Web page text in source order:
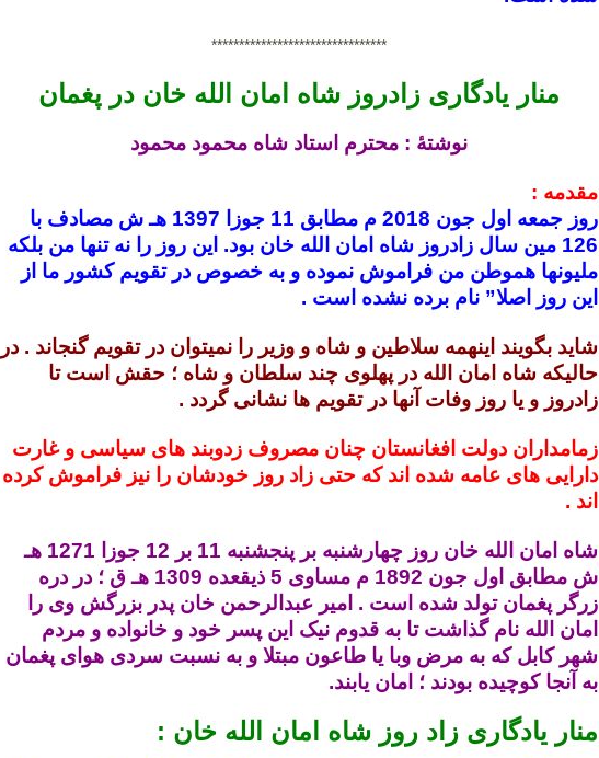
********************************
منار یادگاری زادروز شاه امان الله خان در پغمان
نوشتۀ : محترم استاد شاه محمود محمود
مقدمه :
روز جمعه اول جون 2018 م مطابق 11 جوزا 1397 هـ ش مصادف با
126 مین سال زادروز شاه امان الله خان بود. این روز را نه تنها من بلکه
ملیونها هموطن من فراموش نموده و به خصوص در تقویم کشور ما از
این روز اصلا” نام برده نشده است .
شاید بگویند اینهمه سلاطین و شاه و وزیر را نمیتوان در تقویم گنجاند . در
حالیکه شاه امان الله در پهلوی چند سلطان و شاه ؛ حقش است تا
زادروز و یا روز وفات آنها در تقویم ها نشانی گردد .
زمامداران دولت افغانستان چنان مصروف زدوبند های سیاسی و غارت
دارایی های عامه شده اند که حتی زاد روز خودشان را نیز فراموش کرده
اند .
شاه امان الله خان روز چهارشنبه بر پنجشنبه 11 بر 12 جوزا 1271 هـ
ش مطابق اول جون 1892 م مساوی 5 ذیقعده 1309 هـ ق ؛ در دره
زرگر پغمان تولد شده است . امیر عبدالرحمن خان پدر بزرگش وی را
امان الله نام گذاشت تا به قدوم نیک این پسر خود و خانواده و مردم
شهر کابل که به مرض وبا یا طاعون مبتلا و به نسبت سردی هوای پغمان
به آنجا کوچیده بودند ؛ امان یابند.
منار یادگاری زاد روز شاه امان الله خان :